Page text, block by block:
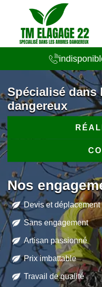
Spécialisé dans
dangereux
Nos
Devis et déplacement
Sans engagement
Artisan passionné
Prix imbattable
Travail de qualité